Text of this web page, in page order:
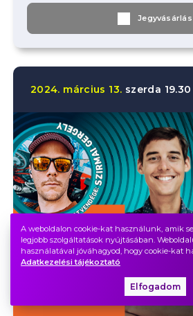
Jegyvásárlás
2024. március 13. szerda 19.30
A weboldalon cookie-kat használunk, amik
legjobb szolgáltatások nyújtásában.
használatával jóváhagyod, hogy cookie-kat
Adatkezelési tájékoztató
Elfogadom